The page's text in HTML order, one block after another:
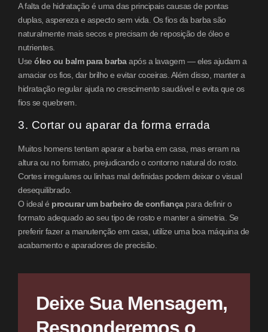
A falta de hidratação é uma das principais causas de pontas
duplas, aspereza e aspecto sem vida. Os fios da barba são
naturalmente mais secos e precisam de reposição de óleo e
nutrientes.
Use óleo ou balm para barbaapós a lavagem — eles ajudam a
amaciar os fios, dar brilho e evitar coceiras. Além disso, manter a
hidratação regular ajuda no crescimento saudável e evita que os
fios se quebrem.
3. Cortar ou aparar da forma errada
Muitos homens tentam aparar a barba em casa, mas erram na
altura ou no formato, prejudicando o contorno natural do rosto.
Cortes irregulares ou linhas mal definidas podem deixar o visual
desequilibrado.
O ideal é procurar um barbeiro de confiançapara definir o
formato adequado ao seu tipo de rosto e manter a simetria. Se
preferir fazer a manutenção em casa, utilize uma boa máquina de
acabamento e aparadores de precisão.
Deixe Sua Mensagem,
Responderemos o